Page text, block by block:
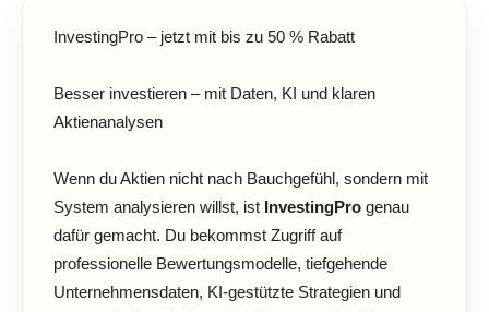
InvestingPro – jetzt mit bis zu 50 % Rabatt
Besser investieren – mit Daten, KI und klaren
Aktienanalysen
Wenn du Aktien nicht nach Bauchgefühl, sondern mit
System analysieren willst, ist InvestingPro genau
dafür gemacht. Du bekommst Zugriff auf
professionelle Bewertungsmodelle, tiefgehende
Unternehmensdaten, KI-gestützte Strategien und